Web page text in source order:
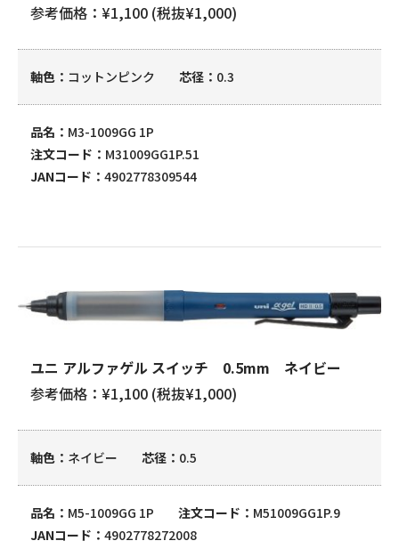
参考価格：¥1,100 (税抜¥1,000)
軸色 コットンピンク 芯径 0.3
品名
M3-1009GG 1P
注文コード
M31009GG1P.51
JANコード
4902778309544
ユニ アルファゲル スイッチ 0.5mm ネイビー
参考価格：¥1,100 (税抜¥1,000)
軸色 ネイビー 芯径 0.5
品名 M5-1009GG 1P 注文コード
M51009GG1P.9
JANコード
4902778272008